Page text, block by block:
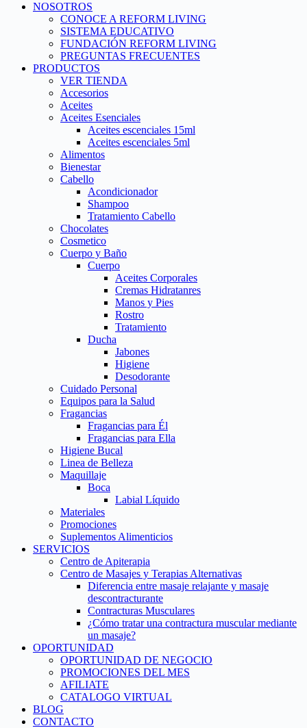
NOSOTROS
CONOCE A REFORM LIVING
SISTEMA EDUCATIVO
FUNDACIÓN REFORM LIVING
PREGUNTAS FRECUENTES
PRODUCTOS
VER TIENDA
Accesorios
Aceites
Aceites Esenciales
Aceites escenciales 15ml
Aceites escenciales 5ml
Alimentos
Bienestar
Cabello
Acondicionador
Shampoo
Tratamiento Cabello
Chocolates
Cosmetico
Cuerpo y Baño
Cuerpo
Aceites Corporales
Cremas Hidratanres
Manos y Pies
Rostro
Tratamiento
Ducha
Jabones
Higiene
Desodorante
Cuidado Personal
Equipos para la Salud
Fragancias
Fragancias para Él
Fragancias para Ella
Higiene Bucal
Linea de Belleza
Maquillaje
Boca
Labial Líquido
Materiales
Promociones
Suplementos Alimenticios
SERVICIOS
Centro de Apiterapia
Centro de Masajes y Terapias Alternativas
Diferencia entre masaje relajante y masaje
descontracturante
Contracturas Musculares
¿Cómo tratar una contractura muscular mediante
un masaje?
OPORTUNIDAD
OPORTUNIDAD DE NEGOCIO
PROMOCIONES DEL MES
AFILIATE
CATALOGO VIRTUAL
BLOG
CONTACTO